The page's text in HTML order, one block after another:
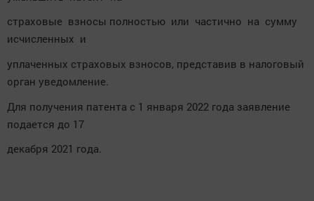
страховые взносы полностью или частично на сумму
исчисленных и
уплаченных страховых взносов, представив в налоговый
орган уведомление.
Для получения патента с 1 января 2022 года заявление
подается до 17
декабря 2021 года.